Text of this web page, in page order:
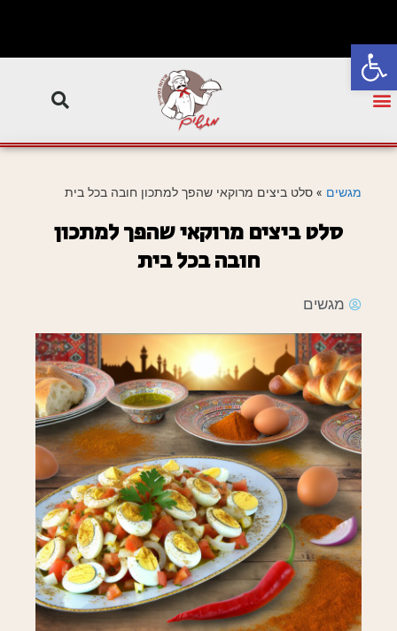
פתח סרגל נגישות
מגשים » סלט ביצים מרוקאי שהפך למתכון חובה בכל בית
סלט ביצים מרוקאי שהפך למתכון
חובה בכל בית
מגשים